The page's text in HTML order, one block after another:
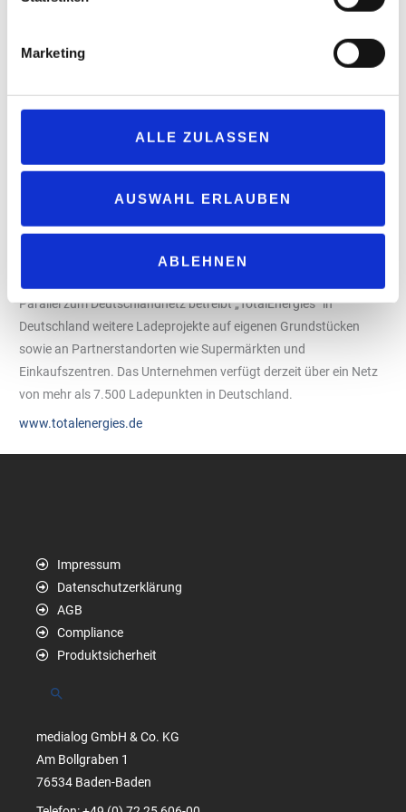
Marketing
ALLE ZULASSEN
AUSWAHL ERLAUBEN
ABLEHNEN
aufhalten. Das Deutschlandnetz spielt dabei eine zentrale Rolle.
Nachdem wir innerhalb von rund einem Jahr bereits über 40
sehr, dass wir nun mit unseren Deutschlandnetz-Stationen auch
an der Autobahn präsent sind. So lassen sich Rast und Laden
Schnellladepunkte für Elektrofahrzeuge. Davon entstehen rund
900 Standorte im urbanen und ländlichen Raum sowie 200 an
unbewirtschafteten Autobahnrastanlagen. Das BMV investiert in
Parallel zum Deutschlandnetz betreibt „TotalEnergies“ in
Deutschland weitere Ladeprojekte auf eigenen Grundstücken
sowie an Partnerstandorten wie Supermärkten und
Einkaufszentren. Das Unternehmen verfügt derzeit über ein Netz
von mehr als 7.500 Ladepunkten in Deutschland.
www.totalenergies.de
Impressum
Datenschutzerklärung
AGB
Compliance
Produktsicherheit
Suchen
medialog GmbH & Co. KG
Am Bollgraben 1
76534 Baden-Baden